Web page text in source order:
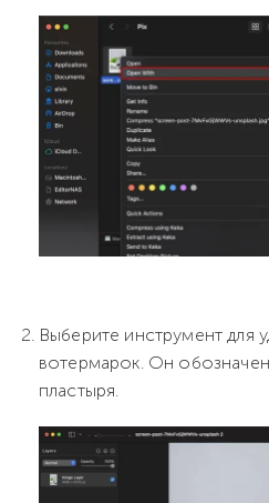
Выберите инструмент для
вотермарок. Он
пластыря.